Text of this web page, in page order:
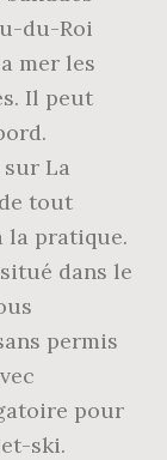
du-Roi
mer les
Il peut
La
tout
la pratique.
situé dans le
permis
pour
ski.